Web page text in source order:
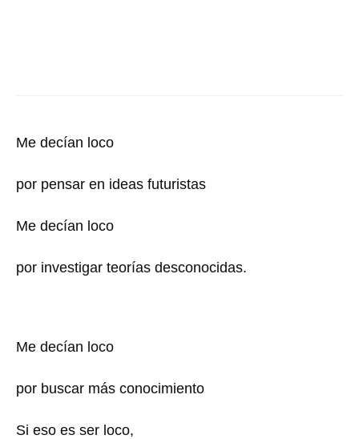
Me decían loco
por pensar en ideas futuristas
Me decían loco
por investigar teorías desconocidas.
Me decían loco
por buscar más conocimiento
Si eso es ser loco,